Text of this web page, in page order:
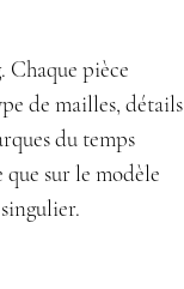
pièce
de mailles, détails
du temps
sur le modèle